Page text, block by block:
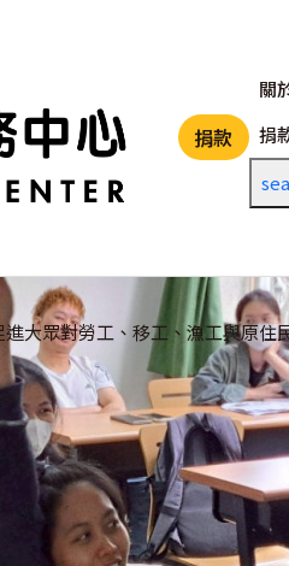
捐款
關
捐
大眾對勞工、移工、漁工與原住